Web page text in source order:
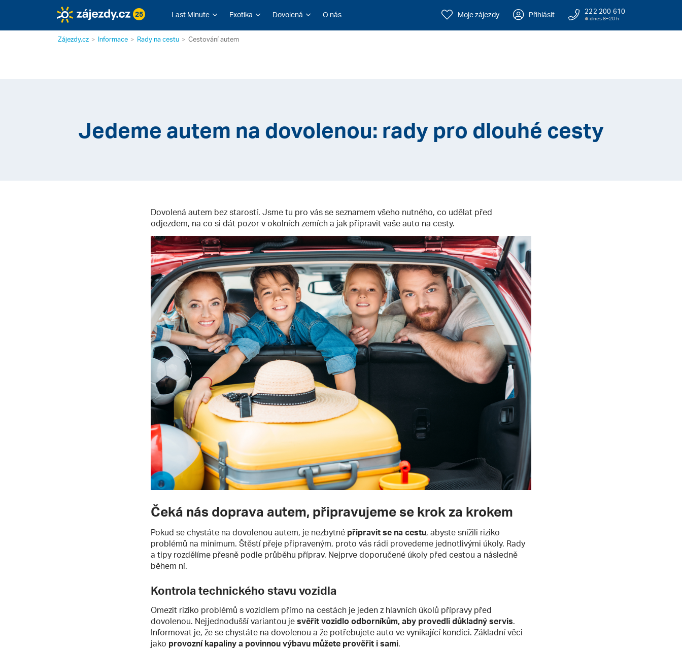
25 Last Minute Exotika Dovolená O nás Moje zájezdy Přihlásit 222 200 610
dnes 8–20 h
Zájezdy.cz Informace Rady na cestu Cestování autem
Jedeme autem na dovolenou: rady pro dlouhé cesty
Dovolená autem bez starostí. Jsme tu pro vás se seznamem všeho nutného, co udělat před
odjezdem, na co si dát pozor v okolních zemích a jak připravit vaše auto na cesty.
Čeká nás doprava autem, připravujeme se krok za krokem
Pokud se chystáte na dovolenou autem, je nezbytné připravit se na cestu, abyste snížili riziko
problémů na minimum. Štěstí přeje připraveným, proto vás rádi provedeme jednotlivými úkoly. Rady
a tipy rozdělíme přesně podle průběhu příprav. Nejprve doporučené úkoly před cestou a následně
během ní.
Kontrola technického stavu vozidla
Omezit riziko problémů s vozidlem přímo na cestách je jeden z hlavních úkolů přípravy před
dovolenou. Nejjednodušší variantou je svěřit vozidlo odborníkům, aby provedli důkladný servis.
Informovat je, že se chystáte na dovolenou a že potřebujete auto ve vynikající kondici. Základní věci
jako provozní kapaliny a povinnou výbavu můžete prověřit i sami.